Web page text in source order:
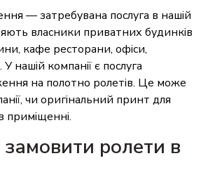
— затребувана послуга в нашій
власники приватних будинків
кафе ресторани, офіси,
У нашій компанії є послуга
на полотно ролетів. Це може
чи оригінальний принт для
приміщенні.
ролети в